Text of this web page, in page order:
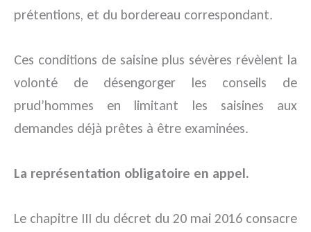
prétentions, et du bordereau correspondant.
Ces conditions de saisine plus sévères révèlent la
volonté de désengorger les conseils de
prud’hommes en limitant les saisines aux
demandes déjà prêtes à être examinées.
La représentation obligatoire en appel.
Le chapitre III du décret du 20 mai 2016 consacre